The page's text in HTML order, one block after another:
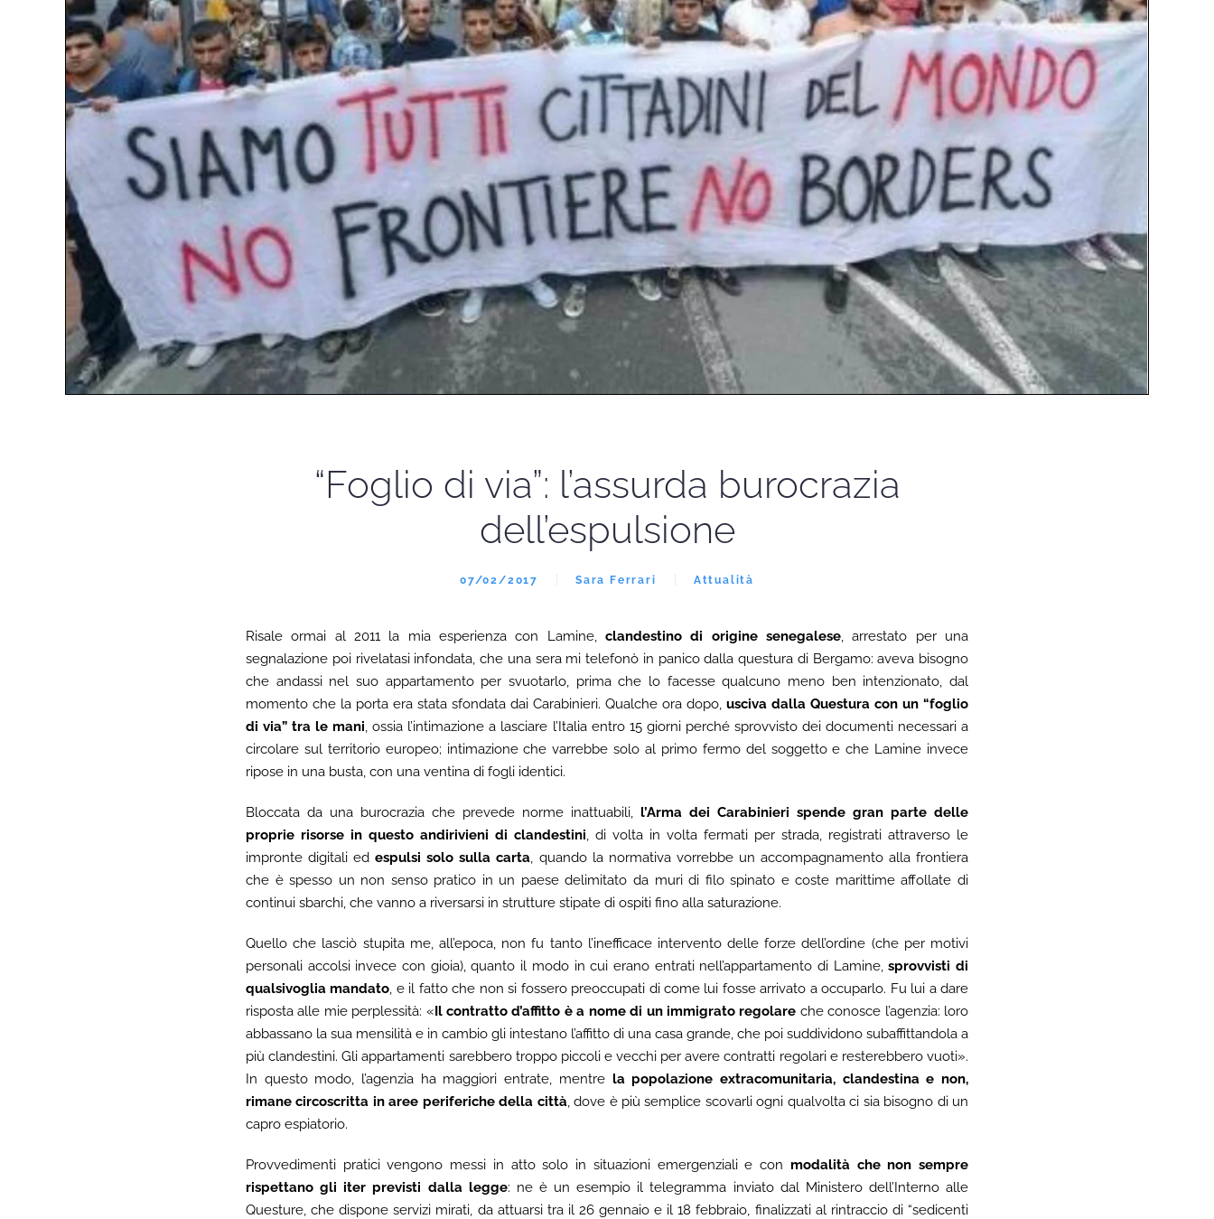
“Foglio di via”: l’assurda burocrazia
dell’espulsione
07/02/2017 Sara Ferrari Attualità
Risale ormai al 2011 la mia esperienza con Lamine, clandestino di origine senegalese , arrestato per una
segnalazione poi rivelatasi infondata, che una sera mi telefonò in panico dalla questura di Bergamo: aveva bisogno
che andassi nel suo appartamento per svuotarlo, prima che lo facesse qualcuno meno ben intenzionato, dal
momento che la porta era stata sfondata dai Carabinieri. Qualche ora dopo, usciva dalla Questura con un “foglio
di via” tra le mani , ossia l’intimazione a lasciare l’Italia entro 15 giorni perché sprovvisto dei documenti necessari a
circolare sul territorio europeo; intimazione che varrebbe solo al primo fermo del soggetto e che Lamine invece
ripose in una busta, con una ventina di fogli identici.
Bloccata da una burocrazia che prevede norme inattuabili, l’Arma dei Carabinieri spende gran parte delle
proprie risorse in questo andirivieni di clandestini , di volta in volta fermati per strada, registrati attraverso le
impronte digitali edespulsi solo sulla carta , quando la normativa vorrebbe un accompagnamento alla frontiera
che è spesso un non senso pratico in un paese delimitato da muri di filo spinato e coste marittime affollate di
continui sbarchi, che vanno a riversarsi in strutture stipate di ospiti fino alla saturazione.
Quello che lasciò stupita me, all’epoca, non fu tanto l’inefficace intervento delle forze dell’ordine (che per motivi
personali accolsi invece con gioia), quanto il modo in cui erano entrati nell’appartamento di Lamine,sprovvisti di
qualsivoglia mandato , e il fatto che non si fossero preoccupati di come lui fosse arrivato a occuparlo. Fu lui a dare
risposta alle mie perplessità: «Il contratto d’affitto è a nome di un immigrato regolare che conosce l’agenzia: loro
abbassano la sua mensilità e in cambio gli intestano l’affitto di una casa grande, che poi suddividono subaffittandola a
più clandestini. Gli appartamenti sarebbero troppo piccoli e vecchi per avere contratti regolari e resterebbero vuoti».
In questo modo, l’agenzia ha maggiori entrate, mentre la popolazione extracomunitaria, clandestina e non,
rimane circoscritta in aree periferiche della città , dove è più semplice scovarli ogni qualvolta ci sia bisogno di un
capro espiatorio.
Provvedimenti pratici vengono messi in atto solo in situazioni emergenziali e con modalità che non sempre
rispettano gli iter previsti dalla legge: ne è un esempio il telegramma inviato dal Ministero dell’Interno alle
Questure, che dispone servizi mirati, da attuarsi tra il 26 gennaio e il 18 febbraio, finalizzati al rintraccio di “sedicenti